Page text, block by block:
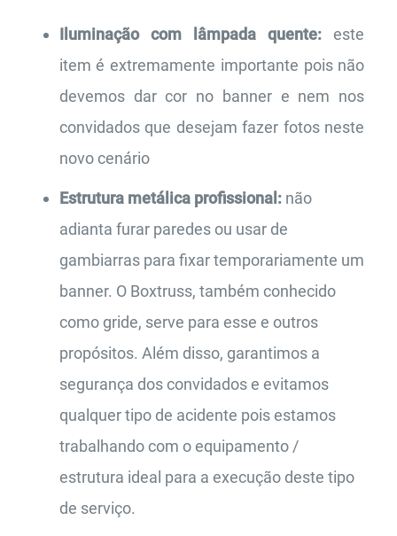
Iluminação com lâmpada quente: este
item é extremamente importante pois não
devemos dar cor no banner e nem nos
convidados que desejam fazer fotos neste
novo cenário
Estrutura metálica profissional:não
adianta furar paredes ou usar de
gambiarras para fixar temporariamente um
banner. O Boxtruss, também conhecido
como gride, serve para esse e outros
propósitos. Além disso, garantimos a
segurança dos convidados e evitamos
qualquer tipo de acidente pois estamos
trabalhando com o equipamento /
estrutura ideal para a execução deste tipo
de serviço.